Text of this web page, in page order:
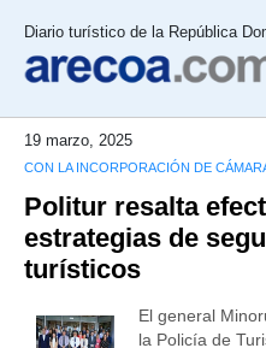
Diario turístico de la República
19 marzo, 2025
CON LA INCORPORACIÓN DE
Politur resalta
estrategias de
turísticos
El general
la Policía de